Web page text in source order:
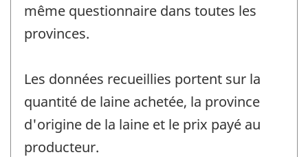
même questionnaire dans toutes les
provinces.
Les données recueillies portent sur la
quantité de laine achetée, la province
d'origine de la laine et le prix payé au
producteur.